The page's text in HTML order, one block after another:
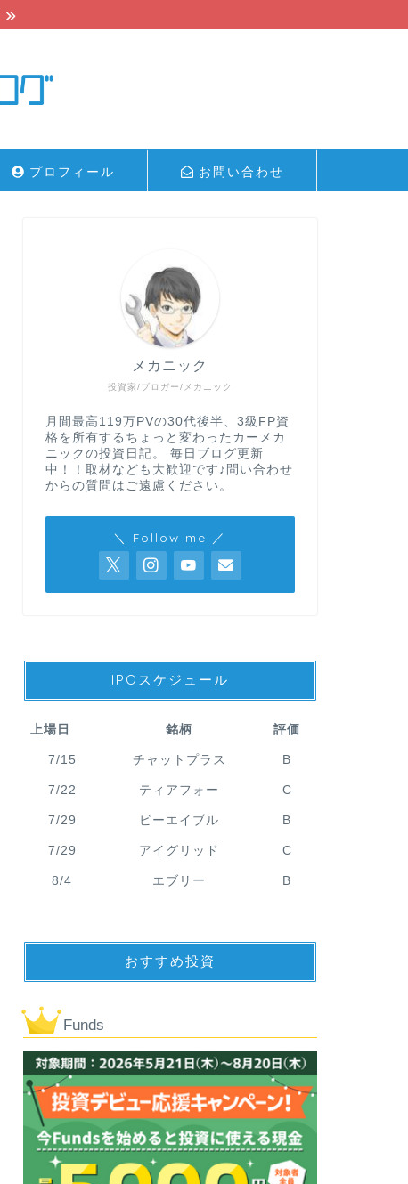
プロフィール お問い合わせ
投資家/ブロガー/メカニック
メカニック
月間最高119万PVの30代後半、3級FP資
格を所有するちょっと変わったカーメカ
ニックの投資日記。 毎日ブログ更新
中！！取材なども大歓迎です♪問い合わせ
からの質問はご遠慮ください。
＼ Follow me ／
IPOスケジュール
上場日 銘柄 評価
7/15 チャットプラス B
7/22 ティアフォー C
7/29 ビーエイブル B
7/29 アイグリッド C
8/4 エブリー B
おすすめ投資
Funds